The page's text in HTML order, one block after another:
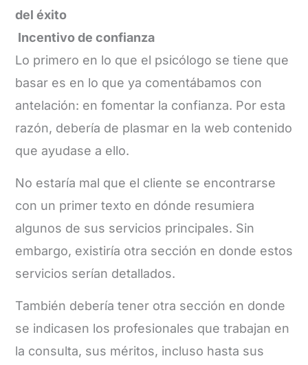
del éxito
Incentivo de confianza
Lo primero en lo que el psicólogo se tiene que
basar es en lo que ya comentábamos con
antelación: en fomentar la confianza. Por esta
razón, debería de plasmar en la web contenido
que ayudase a ello.
No estaría mal que el cliente se encontrarse
con un primer texto en dónde resumiera
algunos de sus servicios principales. Sin
embargo, existiría otra sección en donde estos
servicios serían detallados.
También debería tener otra sección en donde
se indicasen los profesionales que trabajan en
la consulta, sus méritos, incluso hasta sus